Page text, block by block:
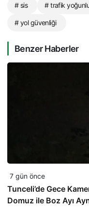
# sis # trafik
# yol güvenliği
Benzer Haberler
7 gün önce
Tunceli’de Gece
Domuz ile Boz Ayı